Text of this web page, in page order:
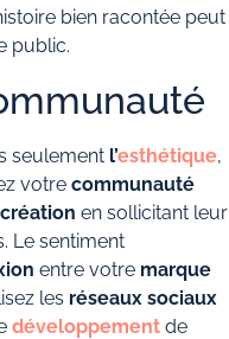
bien racontée peut
public.
seulement l’esthétique,
votre communauté
création en sollicitant leur
Le sentiment
entre votre marque
les réseaux sociaux
développement de